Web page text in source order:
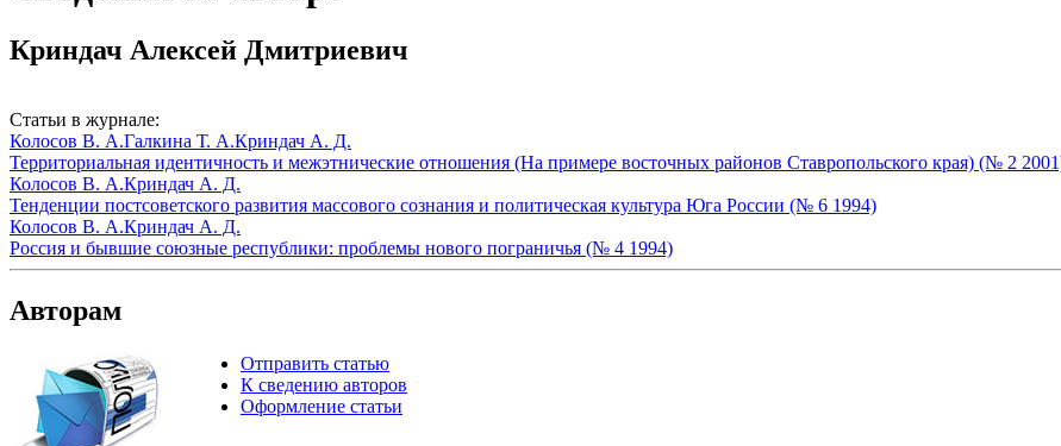
Криндач Алексей Дмитриевич
Статьи в журнале:
Колосов В. А.Галкина Т. А.Криндач А. Д.
Территориальная идентичность и межэтнические отношения (На примере восточных районов Ставропольского края) (№ 2
Колосов В. А.Криндач А. Д.
Тенденции постсоветского развития массового сознания и политическая культура Юга России (№ 6 1994)
Колосов В. А.Криндач А. Д.
Россия и бывшие союзные республики: проблемы нового пограничья (№ 4 1994)
Авторам
Отправить статью
К сведению авторов
Оформление статьи